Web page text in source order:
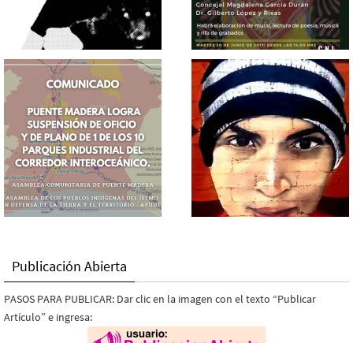
Publicación Abierta
PASOS PARA PUBLICAR: Dar clic en la imagen con el texto “Publicar
Artículo” e ingresa: